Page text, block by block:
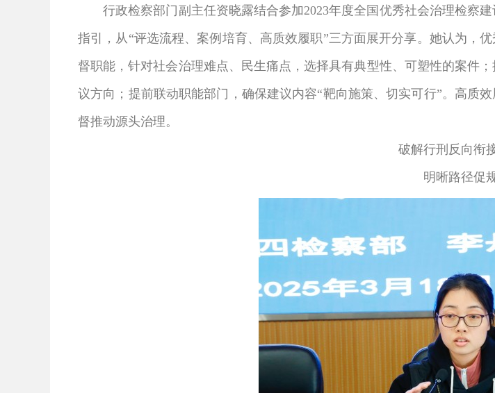
行政检察部门副主任资晓露结合参加2023年度全国优秀社会治理检察
指引，从“评选流程、案例培育、高质效履职”三方面展开分享。她认为，
督职能，针对社会治理难点、民生痛点，选择具有典型性、可塑性的案件；
议方向； 提前联动职能部门， 确保建议内容“靶向施策、切实可行”。高质
督推动源头治理。
破解行刑反向衔
明晰路径促